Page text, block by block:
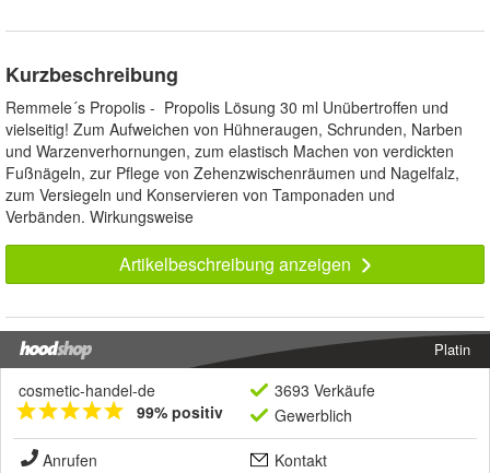
Kurzbeschreibung
Remmele´s Propolis - Propolis Lösung 30 ml Unübertroffen und
vielseitig! Zum Aufweichen von Hühneraugen, Schrunden, Narben
und Warzenverhornungen, zum elastisch Machen von verdickten
Fußnägeln, zur Pflege von Zehenzwischenräumen und Nagelfalz,
zum Versiegeln und Konservieren von Tamponaden und
Verbänden. Wirkungsweise
Artikelbeschreibung anzeigen
Platin
cosmetic-handel-de
99% positiv
3693 Verkäufe
Gewerblich
Anrufen
Kontakt